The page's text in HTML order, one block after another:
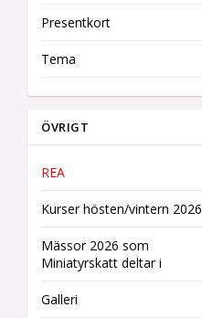
Presentkort
Tema
ÖVRIGT
REA
Kurser hösten/vintern 2026
Mässor 2026 som
Miniatyrskatt deltar i
Galleri